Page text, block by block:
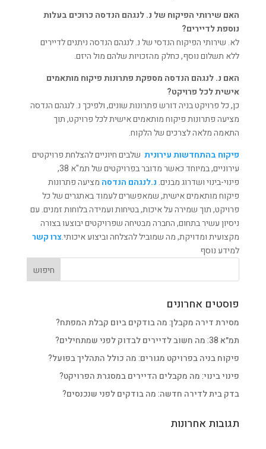
האם שירותי הפיקוח של נ. לנגהם הנדסה כרוכים בעלות
נוספת לדיירים?
לא. שירותי הפיקוח הנדסי של נ. לנגהם הנדסה ניתנים לדיירים
ללא תשלום נוסף, כחלק מהזכויות שלהם מול היזם.
האם נ. לנגהם הנדסה מספקת פתרונות פיקוח מותאמים
אישית לכל פרויקט?
כן, כל פרויקט בניה דורש פתרונות שונים, ולפיכך נ. לנגהם הנדסה
מציעה פתרונות פיקוח מותאמים אישית לכל פרויקט, תוך
התאמה מלאה לצרכים של הלקוח.
פיקוח בהתחדשות עירוניתשלבים חיוניים להצלחת פרויקטים
עירוניים, במיוחד כאשר מדובר בפרויקטים של תמ"א 38,
פינוי-בינוי ושדרוג מבנים. נ.לנגהם הנדסה מציעה פתרונות
פיקוח מותאמים אישית, שמאפשרים לעמוד באתגרים של כל
פרויקט, תוך שמירה על איכות, בטיחות ועמידה בלוחות זמנים. עם
ניסיון עשיר בתחום, החברה מבטיחה שפרויקטים יבוצעו בצורה
מקצועית ומדויקת, מה שמוביל להצלחה וביצוע איכותי.צרו קשר
למידע נוסף
פוסטים אחרונים
מסירת דירה מקבלן: מה בודקים ביום קבלת המפתח?
תמ״א 38: מה חשוב לדיירים לבדוק לפני שמתחילים?
פיקוח בניה בפרויקט מגורים: מה כולל התהליך בפועל?
פינוי בינוי: מה מקבלים הדיירים במסגרת הפרויקט?
בדק בית לדירה חדשה: מה בודקים לפני שנכנסים?
תגובות אחרונות